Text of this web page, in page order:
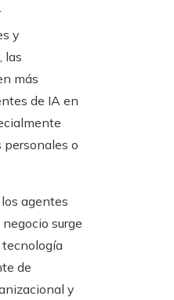
y
las
más
de IA en
personales o
agentes
surge
de
y